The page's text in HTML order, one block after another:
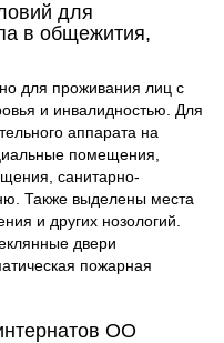
для
в общежития,
для проживания лиц с
и инвалидностью. Для
аппарата на
помещения,
санитарно-
Также выделены места
и других нозологий.
двери
пожарная
ОО